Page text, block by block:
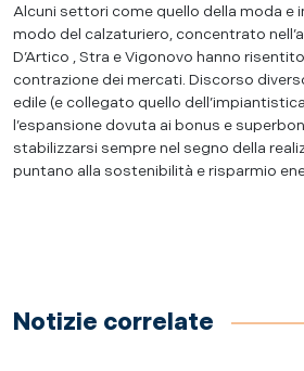
Alcuni settori come quello della moda e
modo del calzaturiero, concentrato
D’Artico , Stra e Vigonovo hanno
contrazione dei mercati. Discorso
edile (e collegato quello
l’espansione dovuta ai bonus e
stabilizzarsi sempre nel segno della
puntano alla sostenibilità e risparmio
Notizie correlate